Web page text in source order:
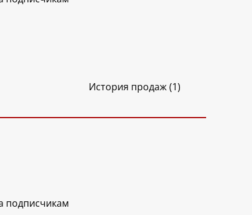
История продаж (1)
подписчикам